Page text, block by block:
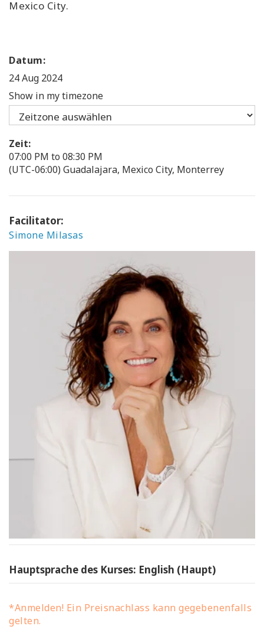
Mexico City.
Datum:
24 Aug 2024
Show in my timezone
Zeit:
07:00 PM to 08:30 PM
(UTC-06:00) Guadalajara, Mexico City, Monterrey
Facilitator:
Simone Milasas
Hauptsprache des Kurses: English (Haupt)
*Anmelden! Ein Preisnachlass kann gegebenenfalls
gelten.